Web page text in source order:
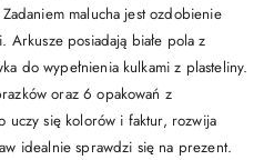
malucha jest ozdobienie
Arkusze posiadają białe pola z
do wypełnienia kulkami z plasteliny.
oraz 6 opakowań z
uczy się kolorów i faktur, rozwija
idealnie sprawdzi się na prezent.